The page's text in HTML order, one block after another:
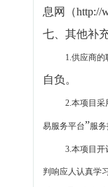
息网（http://
七、其他补
1.供应商的
自负。
2.本项目采
易服务平台”服
3.本项目开
判响应人认真学